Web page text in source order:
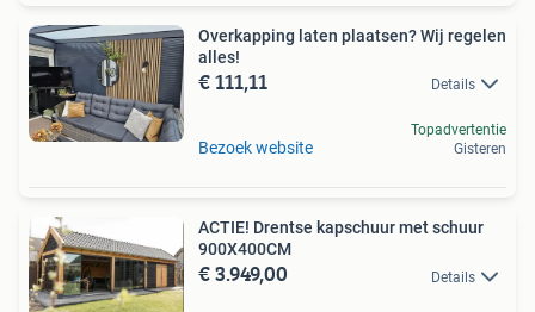
Overkapping laten plaatsen? Wij regelen
alles!
€ 111,11 Details
Bezoek website
Topadvertentie
Gisteren
ACTIE! Drentse kapschuur met schuur
900X400CM
€ 3.949,00 Details